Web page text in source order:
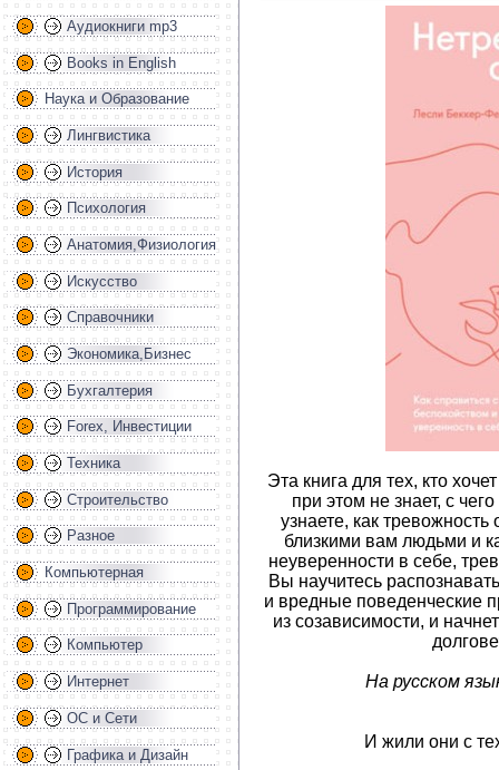
Аудиокниги mp3
Books in English
Наука и Образование
Лингвистика
История
Психология
Анатомия,Физиология
Искусство
Справочники
Экономика,Бизнес
Бухгалтерия
Forex, Инвестиции
Техника
Строительство
Разное
Компьютерная
Программирование
Компьютер
Интернет
ОС и Сети
Графика и Дизайн
Эта книга для тех, кто
при этом не знает, с
узнаете, как
близкими вам людьми и
неуверенности в себе,
Вы научитесь
и вредные поведенческие
из созависимости, и
На русском
И жили они с